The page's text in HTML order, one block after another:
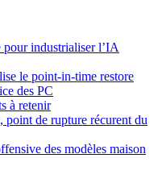
industrialiser l’IA
le point-in-time restore
des PC
à retenir
point de rupture récurent du
des modèles maison